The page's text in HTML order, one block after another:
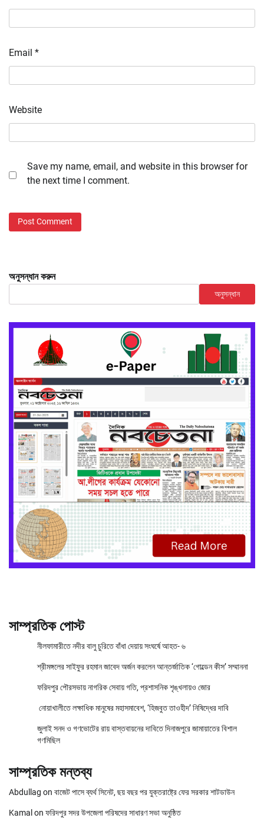
Email *
Website
Save my name, email, and website in this browser for
the next time I comment.
অনুসন্ধান করুন
অনুসন্ধান
সাম্প্রতিক পোস্ট
নীলফামারীতে নদীর বালু চুরিতে বাঁধা দেয়ায় সংঘর্ষে আহত- ৬
শ্রীমঙ্গলের সাইফুর রহমান জাবেদ অর্জন করলেন আন্তর্জাতিক ‘গোল্ডেন কীস’ সম্মাননা
ফরিদপুর পৌরসভায় নাগরিক সেবায় গতি, প্রশাসনিক শৃঙ্খলায়ও জোর
নোয়াখালীতে লক্ষাধিক মানুষের মহাসমাবেশ, ‘হিজবুত তাওহীদ’ নিষিদ্ধের দাবি
জুলাই সনদ ও গণভোটের রায় বাস্তবায়নের দাবিতে দিনাজপুরে জামায়াতের বিশাল
গণমিছিল
সাম্প্রতিক মন্তব্য
Abdullag on বাজেট পাসে ব্যর্থ সিনেট, ছয় বছর পর যুক্তরাষ্ট্রে ফের সরকার শাটডাউন
Kamal on ফরিদপুর সদর উপজেলা পরিষদের সাধারণ সভা অনুষ্ঠিত